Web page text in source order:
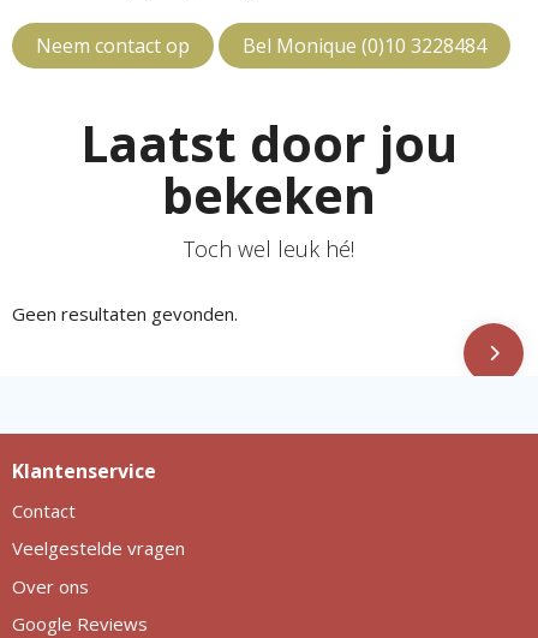
Neem contact op Bel Monique (0)10 3228484
Laatst door jou
bekeken
Toch wel leuk hé!
Geen resultaten gevonden.
Klantenservice
Contact
Veelgestelde vragen
Over ons
Google Reviews